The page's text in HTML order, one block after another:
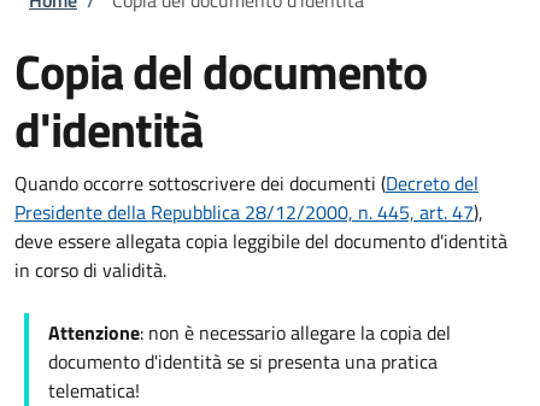
Copia del documento
d'identità
Quando occorre sottoscrivere dei documenti (Decreto del
Presidente della Repubblica 28/12/2000, n. 445, art. 47),
deve essere allegata copia leggibile del documento d'identità
in corso di validità.
Attenzione: non è necessario allegare la copia del
documento d'identità se si presenta una pratica
telematica!